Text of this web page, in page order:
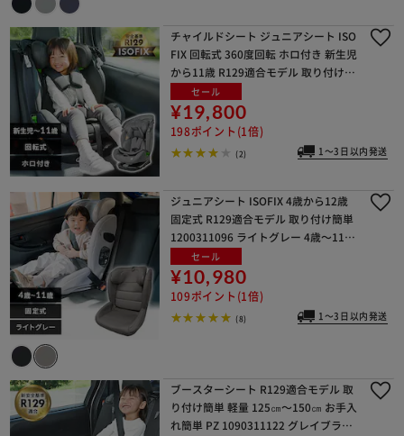
チャイルドシート ジュニアシート ISO
FIX 回転式 360度回転 ホロ付き 新生児
から11歳 R129適合モデル 取り付け簡
単 1090311118 ダークグレー
セール
¥19,800
198ポイント(1倍)
(2) 1～3日以内発送
ジュニアシート ISOFIX 4歳から12歳
固定式 R129適合モデル 取り付け簡単
1200311096 ライトグレー 4歳～11歳
ごろまで
セール
¥10,980
109ポイント(1倍)
(8) 1～3日以内発送
ブースターシート R129適合モデル 取
り付け簡単 軽量 125㎝～150㎝ お手入
れ簡単 PZ 1090311122 グレイブラッ